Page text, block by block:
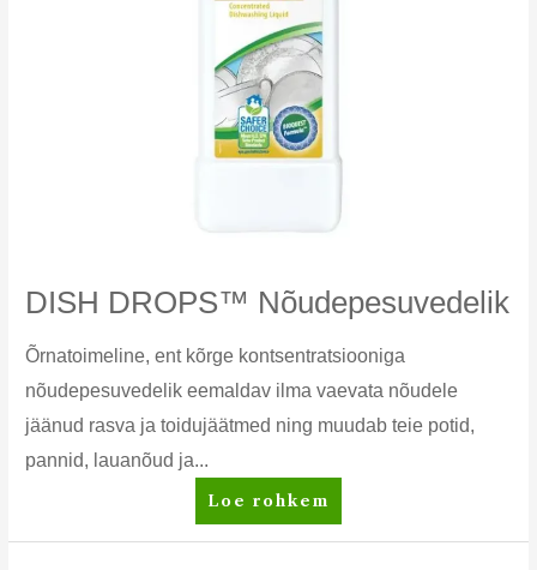
DISH DROPS™ Nõudepesuvedelik
Õrnatoimeline, ent kõrge kontsentratsiooniga
nõudepesuvedelik eemaldav ilma vaevata nõudele
jäänud rasva ja toidujäätmed ning muudab teie potid,
pannid, lauanõud ja...
DISH
DROPS™
Loe rohkem